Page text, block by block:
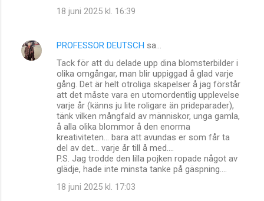
18 juni 2025 kl. 16:39
PROFESSOR DEUTSCH sa…
Tack för att du delade upp dina blomsterbilder i
olika omgångar, man blir uppiggad å glad varje
gång. Det är helt otroliga skapelser å jag förstår
att det måste vara en utomordentlig upplevelse
varje år (känns ju lite roligare än prideparader),
tänk vilken mångfald av människor, unga gamla,
å alla olika blommor å den enorma
kreativiteten... bara att avundas er som får ta
del av det... varje år till å med....
P.S. Jag trodde den lilla pojken ropade något av
glädje, hade inte minsta tanke på gäspning....
18 juni 2025 kl. 17:03